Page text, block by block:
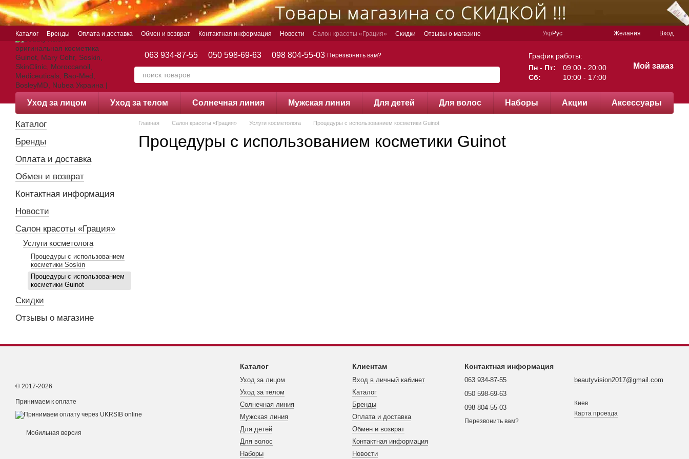
Перейти к основному контенту
Каталог Бренды Оплата и доставка Обмен и возврат Контактная информация Новости Салон красоты «Грация» Скидки Отзывы о магазине Укр Рус Желания Вход
063 934-87-55 050 598-69-63 098 804-55-03 Перезвонить вам?
График работы:
Пн - Пт:
09:00 - 20:00
Сб:
10:00 - 17:00
Мой заказ
Уход за лицом Уход за телом Cолнечная линия Мужская линия Для детей Для волос Наборы Акции Аксессуары
Главная Салон красоты «Грация» Услуги косметолога Процедуры с использованием косметики Guinot
Процедуры с использованием косметики Guinot
Каталог
Бренды
Оплата и доставка
Обмен и возврат
Контактная информация
Новости
Салон красоты «Грация»
Услуги косметолога
Процедуры с использованием
косметики Soskin
Процедуры с использованием
косметики Guinot
Скидки
Отзывы о магазине
© 2017-2026
Принимаем к оплате
Мобильная версия
Каталог
Уход за лицом
Уход за телом
Cолнечная линия
Мужская линия
Для детей
Для волос
Наборы
Клиентам
Вход в личный кабинет
Каталог
Бренды
Оплата и доставка
Обмен и возврат
Контактная информация
Новости
Контактная информация
063 934-87-55
050 598-69-63
098 804-55-03
Перезвонить вам?
beautyvision2017@gmail.com
Киев
Карта проезда